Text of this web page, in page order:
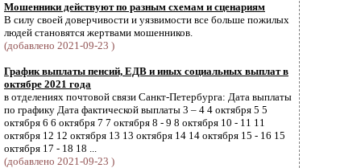
Мошенники действуют по разным схемам и сценариям
В силу своей доверчивости и уязвимости все больше пожилых
людей становятся жертвами мошенников.
(добавлено 2021-09-23 )
График выплаты пенсий, ЕДВ и иных социальных выплат в
октябре 2021 года
в отделениях почтовой связи Санкт-Петербурга: Дата выплаты
по графику Дата фактической выплаты 3 – 4 4 октября 5 5
октября 6 6 октября 7 7 октября 8 - 9 8 октября 10 - 11 11
октября 12 12 октября 13 13 октября 14 14 октября 15 - 16 15
октября 17 - 18 18 ...
(добавлено 2021-09-23 )